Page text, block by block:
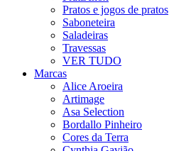
Pratos e jogos de pratos
Saboneteira
Saladeiras
Travessas
VER TUDO
Marcas
Alice Aroeira
Artimage
Asa Selection
Bordallo Pinheiro
Cores da Terra